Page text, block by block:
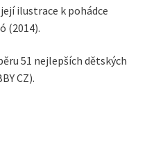
ilustrace k pohádce
(2014).
51 nejlepších dětských
CZ).